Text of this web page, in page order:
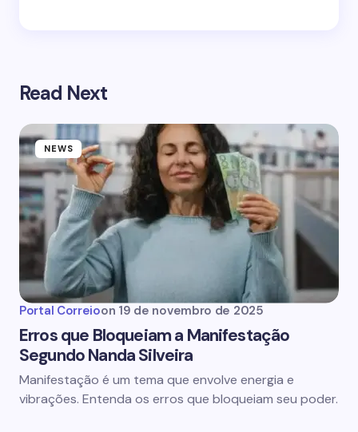
Read Next
NEWS
Portal Correioon 19 de novembro de 2025
Erros que Bloqueiam a Manifestação
Segundo Nanda Silveira
Manifestação é um tema que envolve energia e
vibrações. Entenda os erros que bloqueiam seu poder.